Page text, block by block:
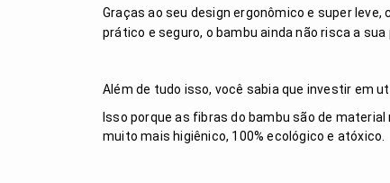
Graças ao seu design ergonômico e super
prático e seguro, o bambu ainda não risca a
Além de tudo isso, você sabia que investir em
Isso porque as fibras do bambu são de
muito mais higiênico, 100% ecológico e atóxico.